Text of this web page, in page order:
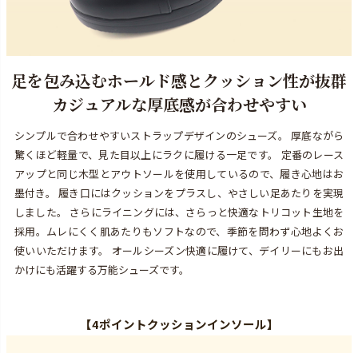
足を包み込むホールド感とクッション性が抜群
カジュアルな厚底感が合わせやすい
シンプルで合わせやすいストラップデザインのシューズ。 厚底ながら
驚くほど軽量で、見た目以上にラクに履ける一足です。 定番のレース
アップと同じ木型とアウトソールを使用しているので、履き心地はお
墨付き。 履き口にはクッションをプラスし、やさしい足あたりを実現
しました。 さらにライニングには、さらっと快適なトリコット生地を
採用。ムレにくく肌あたりもソフトなので、季節を問わず心地よくお
使いいただけます。 オールシーズン快適に履けて、デイリーにもお出
かけにも活躍する万能シューズです。
【4ポイントクッションインソール】